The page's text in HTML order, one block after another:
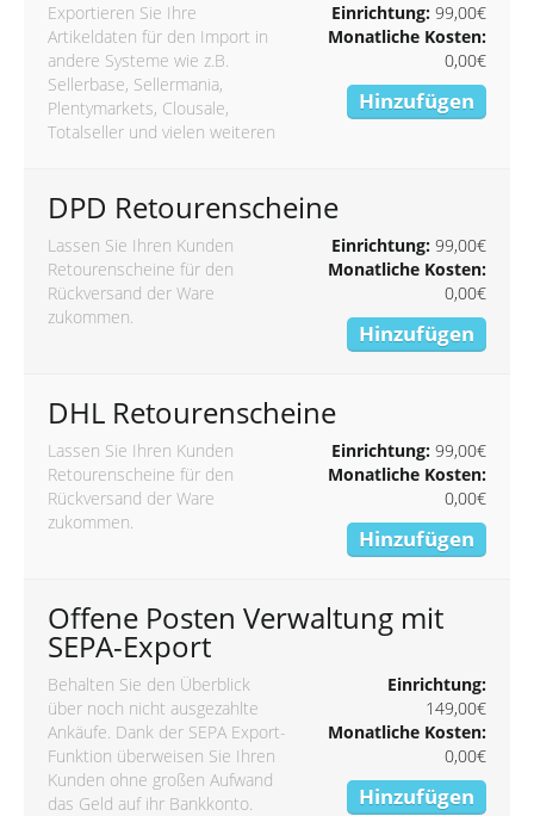
Exportieren Sie Ihre
Artikeldaten für den Import in
andere Systeme wie z.B.
Sellerbase, Sellermania,
Plentymarkets, Clousale,
Totalseller und vielen weiteren
Einrichtung:99,00€
Monatliche Kosten:
0,00€
Hinzufügen
DPD Retourenscheine
Lassen Sie Ihren Kunden
Retourenscheine für den
Rückversand der Ware
zukommen.
Einrichtung:99,00€
Monatliche Kosten:
0,00€
Hinzufügen
DHL Retourenscheine
Lassen Sie Ihren Kunden
Retourenscheine für den
Rückversand der Ware
zukommen.
Einrichtung:99,00€
Monatliche Kosten:
0,00€
Hinzufügen
Offene Posten Verwaltung mit
SEPA-Export
Behalten Sie den Überblick
über noch nicht ausgezahlte
Ankäufe. Dank der SEPA Export-
Funktion überweisen Sie Ihren
Kunden ohne großen Aufwand
das Geld auf ihr Bankkonto.
Einrichtung:
149,00€
Monatliche Kosten:
0,00€
Hinzufügen